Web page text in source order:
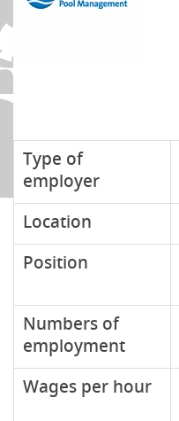
Type of
employer
Location
Position
Numbers of
employment
Wages per hour